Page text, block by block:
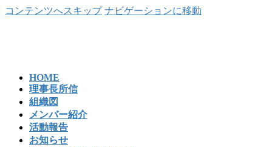
コンテンツへスキップ ナビゲーションに移動
HOME
理事長所信
組織図
メンバー紹介
活動報告
お知らせ